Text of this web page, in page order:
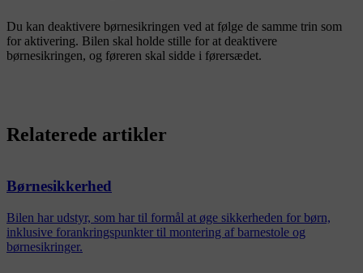
Du kan deaktivere børnesikringen ved at følge de samme trin som
for aktivering. Bilen skal holde stille for at deaktivere
børnesikringen, og føreren skal sidde i førersædet.
Relaterede artikler
Børnesikkerhed
Bilen har udstyr, som har til formål at øge sikkerheden for børn,
inklusive forankringspunkter til montering af barnestole og
børnesikringer.